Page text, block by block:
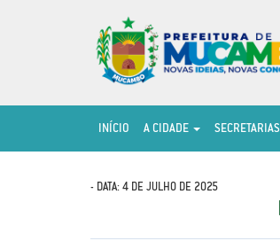
INÍCIO A CIDADE SECRETARIAS
- DATA: 4 DE JULHO DE 2025